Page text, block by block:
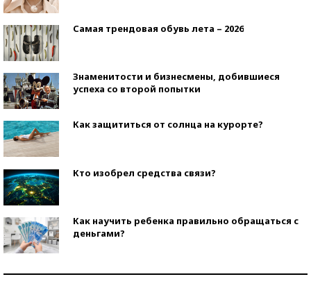
Самая трендовая обувь лета – 2026
Знаменитости и бизнесмены, добившиеся
успеха со второй попытки
Как защититься от солнца на курорте?
Кто изобрел средства связи?
Как научить ребенка правильно обращаться с
деньгами?